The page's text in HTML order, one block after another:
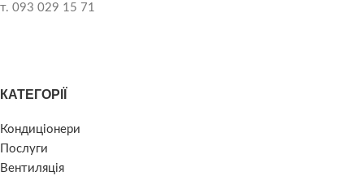
т. 093 029 15 71
КАТЕГОРІЇ
Кондиціонери
Послуги
Вентиляція